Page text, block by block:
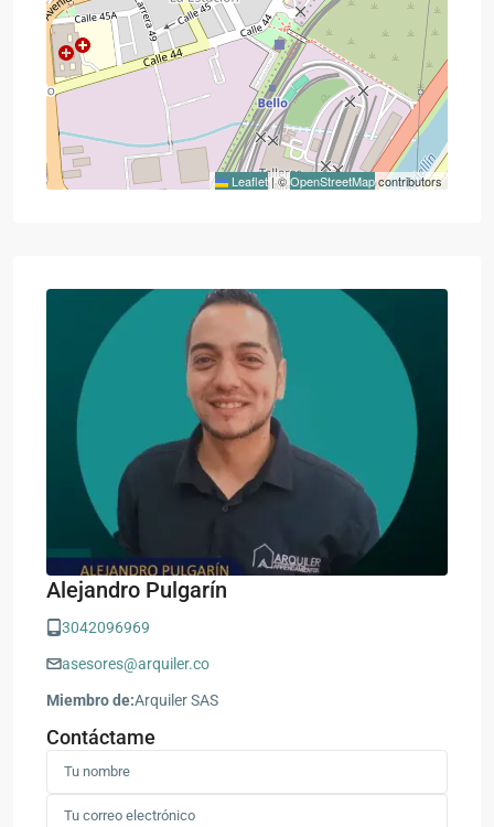
Leaflet |©OpenStreetMapcontributors
Alejandro Pulgarín
3042096969
asesores@arquiler.co
Miembro de:Arquiler SAS
Contáctame